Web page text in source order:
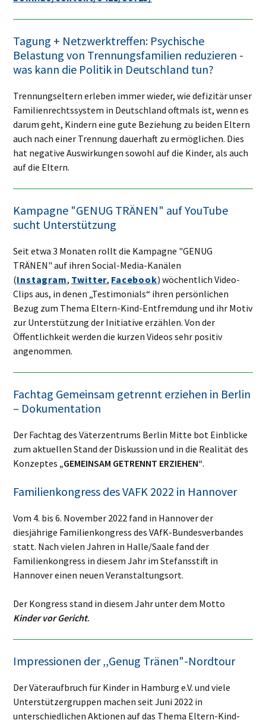
Tagung + Netzwerktreffen: Psychische
Belastung von Trennungsfamilien reduzieren -
was kann die Politik in Deutschland tun?
Trennungseltern erleben immer wieder, wie defizitär unser
Familienrechtssystem in Deutschland oftmals ist, wenn es
darum geht, Kindern eine gute Beziehung zu beiden Eltern
auch nach einer Trennung dauerhaft zu ermöglichen. Dies
hat negative Auswirkungen sowohl auf die Kinder, als auch
auf die Eltern.
Kampagne "GENUG TRÄNEN" auf YouTube
sucht Unterstützung
Seit etwa 3 Monaten rollt die Kampagne "GENUG
TRÄNEN" auf ihren Social-Media-Kanälen
(Instagram, Twitter, Facebook) wöchentlich Video-
Clips aus, in denen „Testimonials“ ihren persönlichen
Bezug zum Thema Eltern-Kind-Entfremdung und ihr Motiv
zur Unterstützung der Initiative erzählen. Von der
Öffentlichkeit werden die kurzen Videos sehr positiv
angenommen.
Fachtag Gemeinsam getrennt erziehen in Berlin
– Dokumentation
Der Fachtag des Väterzentrums Berlin Mitte bot Einblicke
zum aktuellen Stand der Diskussion und in die Realität des
Konzeptes „GEMEINSAM GETRENNT ERZIEHEN“.
Familienkongress des VAFK 2022 in Hannover
Vom 4. bis 6. November 2022 fand in Hannover der
diesjährige Familienkongress des VAfK-Bundesverbandes
statt. Nach vielen Jahren in Halle/Saale fand der
Familienkongress in diesem Jahr im Stefansstift in
Hannover einen neuen Veranstaltungsort.
Der Kongress stand in diesem Jahr unter dem Motto
Kinder vor Gericht.
Impressionen der ,,Genug Tränen"-Nordtour
DerVäteraufbruch für Kinder in Hamburg e.V. und viele
Unterstützergruppen machen seit Juni 2022 in
unterschiedlichen Aktionen auf das Thema Eltern-Kind-